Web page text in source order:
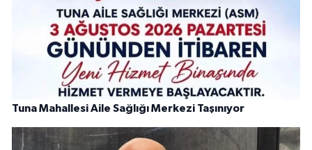
Tuna Mahallesi Aile Sağlığı Merkezi Taşınıyor